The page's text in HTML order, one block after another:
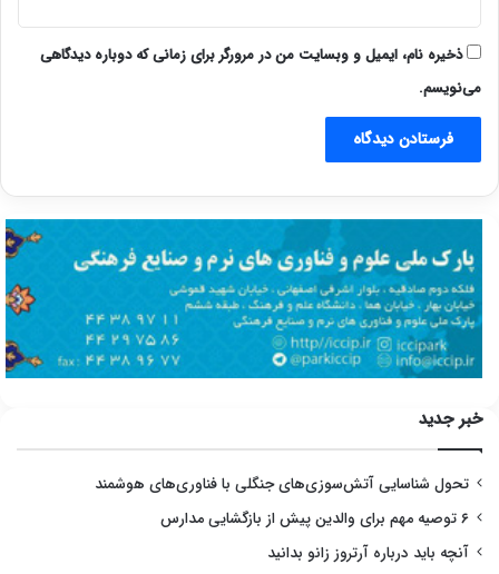
ذخیره نام، ایمیل و وبسایت من در مرورگر برای زمانی که دوباره دیدگاهی
می‌نویسم.
خبر جدید
تحول شناسایی آتش‌سوزی‌های جنگلی با فناوری‌های هوشمند
۶ توصیه مهم برای والدین پیش از بازگشایی مدارس
آنچه باید درباره آرتروز زانو بدانید